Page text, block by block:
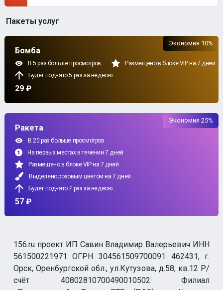
Пакеты услуг
Бомба
В 5 раз больше просмотров
Размещено в блоке VIP на 7 дней
Будет поднято 5 раз за неделю
29 ₽
Экономия 10%
Ракета
В 20 раз больше просмотров
На первых местах в течении 7 дней
Размещено в блоке VIP на 7 дней
Выделено розовым цветом на 7 дней
Будет поднято 7 раз за неделю
57 ₽
Экономия 25%
156.ru проект ИП Савин Владимир Валерьевич ИНН
561500221971 ОГРН 304561509700091 462431, г.
Орск, Оренбургской обл., ул.Кутузова, д.58, кв.12 Р/
счёт 40802810700490010502 Филиал